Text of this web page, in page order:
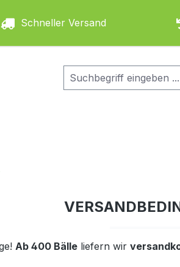
Schneller Versand
Ab 400 Bälle liefern wir